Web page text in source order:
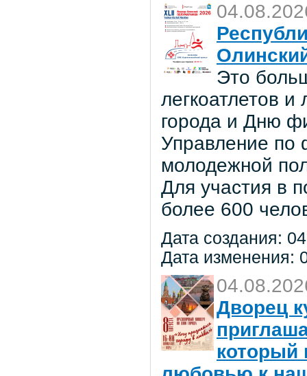
Это
легкоатлетов
города и Дню
Управление по
молодежной
Для участия в
более 600
Дата создания:
Дата изменения:
Дворец
который